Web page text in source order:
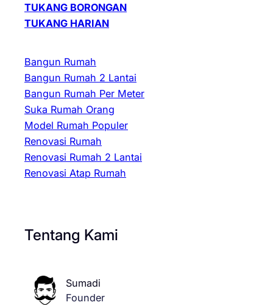
TUKANG BORONGAN
TUKANG HARIAN
Bangun Rumah
Bangun Rumah 2 Lantai
Bangun Rumah Per Meter
Suka Rumah Orang
Model Rumah Populer
Renovasi Rumah
Renovasi Rumah 2 Lantai
Renovasi Atap Rumah
Tentang Kami
Sumadi
Founder